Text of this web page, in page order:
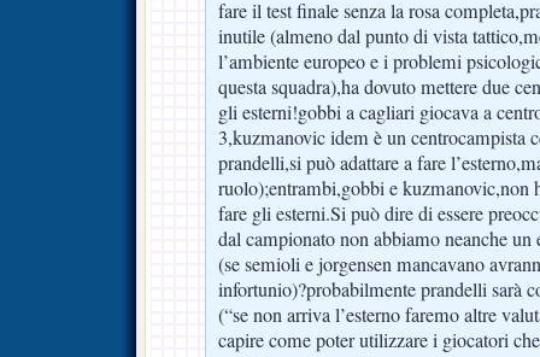
fare il test finale senza la rosa
inutile (almeno dal punto di vista
l’ambiente europeo e i problemi
questa squadra),ha dovuto mettere due
gli esterni!gobbi a cagliari giocava a
3,kuzmanovic idem è un centrocampista
prandelli,si può adattare a fare
ruolo);entrambi,gobbi e kuzmanovic,non
fare gli esterni.Si può dire di essere
dal campionato non abbiamo neanche
(se semioli e jorgensen mancavano
infortunio)?probabilmente prandelli sarà
(“se non arriva l’esterno faremo altre
capire come poter utilizzare i giocatori